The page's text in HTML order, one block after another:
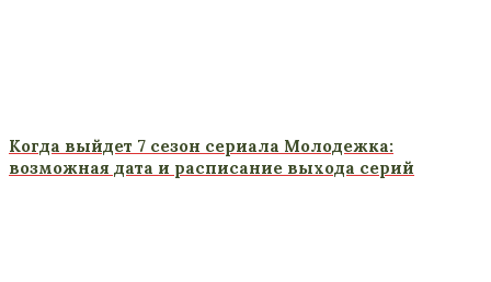
Когда выйдет 7 сезон сериала Молодежка:
возможная дата и расписание выхода серий